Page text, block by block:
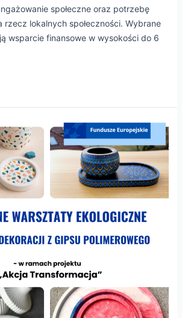
społeczne oraz potrzebę
rzecz lokalnych społeczności. Wybrane
wsparcie finansowe w wysokości do 6